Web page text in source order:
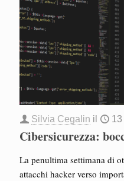
Silvia Cegalin il
Cibersicurezza:
La penultima settimana di
attacchi hacker verso